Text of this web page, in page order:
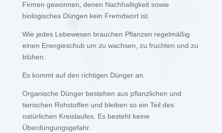
Firmen gewonnen, denen Nachhaltigkeit sowie
biologisches Düngen kein Fremdwort ist.
Wie jedes Lebewesen brauchen Pflanzen regelmäßig
einen Energieschub um zu wachsen, zu fruchten und zu
blühen.
Es kommt auf den richtigen Dünger an.
Organische Dünger bestehen aus pflanzlichen und
tierischen Rohstoffen und bleiben so ein Teil des
natürlichen Kreislaufes. Es besteht keine
Überdüngungsgefahr.